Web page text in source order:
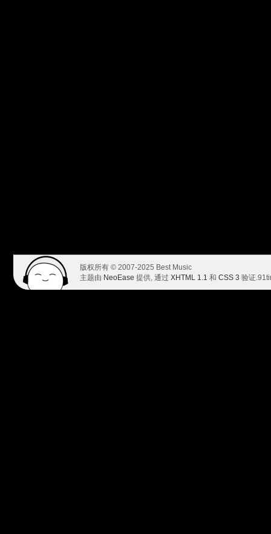
版权所有 © 2007-2025 Best Music
主题由 NeoEase 提供, 通过 XHTML 1.1 和 CSS 3 验证.